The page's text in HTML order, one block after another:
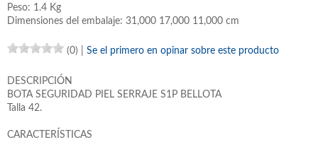
Peso: 1.4 Kg
Dimensiones del embalaje: 31,000 17,000 11,000 cm
(0) Se el primero en opinar sobre este producto
DESCRIPCIÓN
BOTA SEGURIDAD PIEL SERRAJE S1P BELLOTA
Talla 42.
CARACTERÍSTICAS